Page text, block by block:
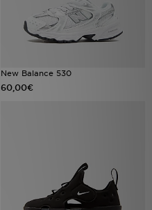
New Balance 530
60,00€